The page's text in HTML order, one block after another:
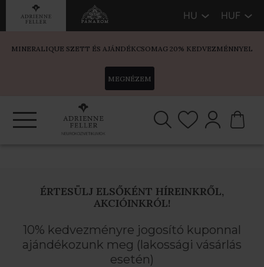
HU HUF
MINERALIQUE SZETT ÉS AJÁNDÉKCSOMAG 20% KEDVEZMÉNNYEL
MEGNÉZEM
ÉRTESÜLJ ELSŐKÉNT HÍREINKRŐL,
AKCIÓINKRÓL!
10% kedvezményre jogosító kuponnal
ajándékozunk meg (lakossági vásárlás
esetén)